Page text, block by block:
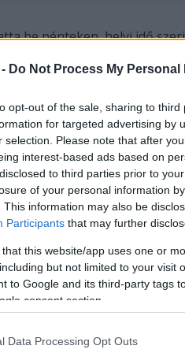
Do Not Process My Personal
opt-out of the sale, sharing to
for targeted advertising by
selection. Please note that after
interest-based ads based on
to third parties prior to
of your personal information
This information may also be
Participants that may further
that this website/app uses one or
but not limited to your visit
to Google and its third-party tags
consent section.
Data Processing Opt Outs
be pénteken, helyi idő
Pirandello
Állami Magyar Színház
este rögtönzünkPirandello
felfedezőút számos
a narráción és a
színház.
Tompa Gábor az MTI-
több éve visszajár San
Kaliforniai Egyetem
vezeti. A most
meghallgatás alapján
vagy harmadéves